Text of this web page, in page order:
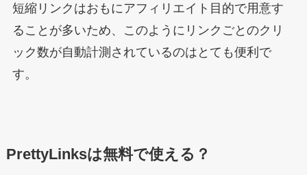
短縮リンクはおもにアフィリエイト目的で用意す
ることが多いため、このようにリンクごとのクリ
ック数が自動計測されているのはとても便利で
す。
PrettyLinksは無料で使える？